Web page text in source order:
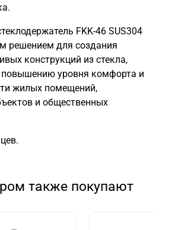
FKK-46 SUS304
решением для создания
конструкций из стекла,
уровня комфорта и
жилых помещений,
и общественных
также покупают